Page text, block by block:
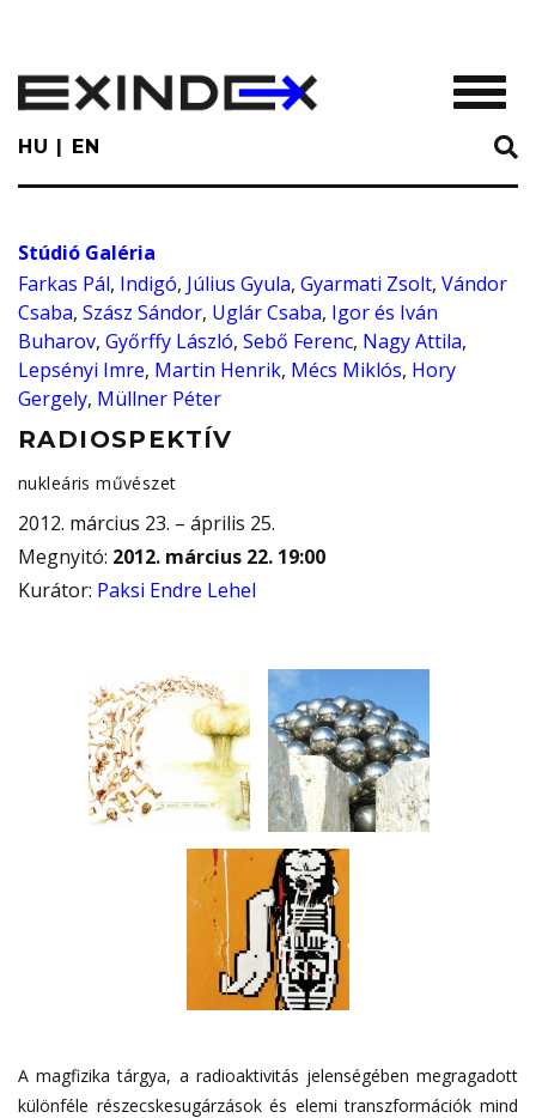
main
content
HU EN
Stúdió Galéria
Farkas Pál, Indigó, Július Gyula, Gyarmati Zsolt, Vándor
Csaba, Szász Sándor, Uglár Csaba, Igor és Iván
Buharov, Győrffy László, Sebő Ferenc, Nagy Attila,
Lepsényi Imre, Martin Henrik, Mécs Miklós, Hory
Gergely, Müllner Péter
RADIOSPEKTÍV
nukleáris művészet
2012. március 23. – április 25.
Megnyitó: 2012. március 22. 19:00
Kurátor: Paksi Endre Lehel
A magfizika tárgya, a radioaktivitás jelenségében megragadott
különféle részecskesugárzások és elemi transzformációk mind